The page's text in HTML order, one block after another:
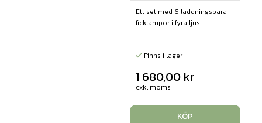
Ett set med 6 laddningsbara
ficklampor i fyra ljus...
Finns i lager
1 680,00 kr
exkl moms
KÖP